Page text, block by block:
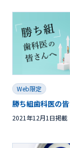
Web限定
勝ち組歯科医の
2021年12月1日掲載